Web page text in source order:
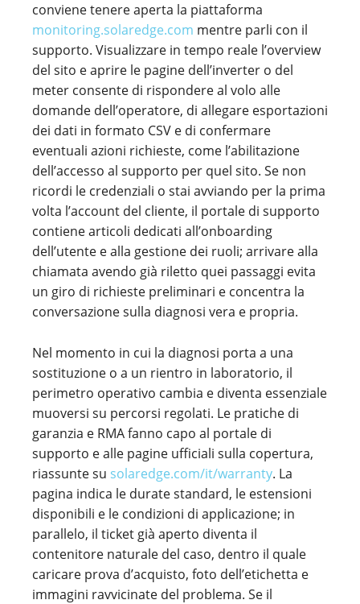
conviene tenere aperta la piattaforma
monitoring.solaredge.com mentre parli con il
supporto. Visualizzare in tempo reale l’overview
del sito e aprire le pagine dell’inverter o del
meter consente di rispondere al volo alle
domande dell’operatore, di allegare esportazioni
dei dati in formato CSV e di confermare
eventuali azioni richieste, come l’abilitazione
dell’accesso al supporto per quel sito. Se non
ricordi le credenziali o stai avviando per la prima
volta l’account del cliente, il portale di supporto
contiene articoli dedicati all’onboarding
dell’utente e alla gestione dei ruoli; arrivare alla
chiamata avendo già riletto quei passaggi evita
un giro di richieste preliminari e concentra la
conversazione sulla diagnosi vera e propria.
Nel momento in cui la diagnosi porta a una
sostituzione o a un rientro in laboratorio, il
perimetro operativo cambia e diventa essenziale
muoversi su percorsi regolati. Le pratiche di
garanzia e RMA fanno capo al portale di
supporto e alle pagine ufficiali sulla copertura,
riassunte su solaredge.com/it/warranty. La
pagina indica le durate standard, le estensioni
disponibili e le condizioni di applicazione; in
parallelo, il ticket già aperto diventa il
contenitore naturale del caso, dentro il quale
caricare prova d’acquisto, foto dell’etichetta e
immagini ravvicinate del problema. Se il